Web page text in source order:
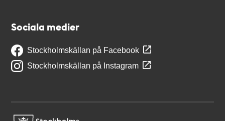
Sociala medier
Stockholmskällan på Facebook
Stockholmskällan på Instagram